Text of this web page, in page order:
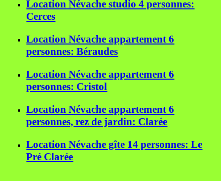
Location Névache studio 4 personnes:
Cerces
Location Névache appartement 6
personnes: Béraudes
Location Névache appartement 6
personnes: Cristol
Location Névache appartement 6
personnes, rez de jardin: Clarée
Location Névache gîte 14 personnes: Le
Pré Clarée